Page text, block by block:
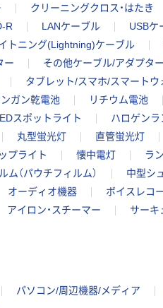
クリーニングクロス・はたき
R LANケーブル USBケ
トニング(Lightning)ケーブル
ー その他ケーブル/アダプター
タブレット/スマホ/スマート
ガン乾電池 リチウム電池
スポットライト ハロゲンラ
丸型蛍光灯 直管蛍光灯
プライト 懐中電灯 ラ
ム（パウチフィルム） 中型シ
オーディオ機器 ボイスレコ
アイロン・スチーマー サーキ
パソコン/周辺機器/メディア